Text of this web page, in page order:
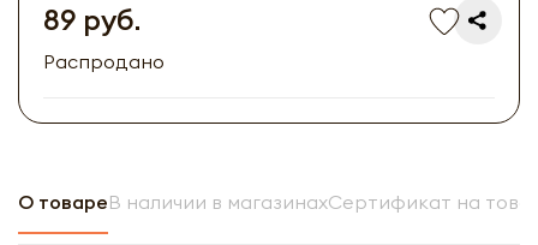
89 руб.
Распродано
О товареВ наличии в магазинахСертификат на